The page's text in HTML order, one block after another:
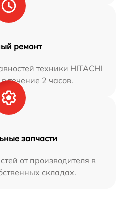
ремонт
техники HITACHI
течение 2 часов.
запчасти
от производителя в
складах.